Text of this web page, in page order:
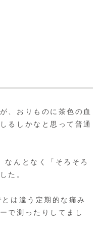
、おりものに茶色の血
るしかなと思って普通
なんとなく「そろそろ
た。
は違う定期的な痛み
で測ったりしてまし